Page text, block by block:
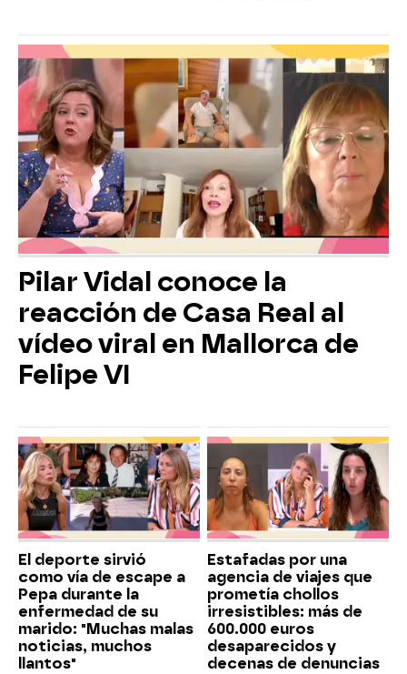
Pilar Vidal conoce la
reacción de Casa Real al
vídeo viral en Mallorca de
Felipe VI
El deporte sirvió
como vía de escape a
Pepa durante la
enfermedad de su
marido: "Muchas malas
noticias, muchos
llantos"
Estafadas por una
agencia de viajes que
prometía chollos
irresistibles: más de
600.000 euros
desaparecidos y
decenas de denuncias